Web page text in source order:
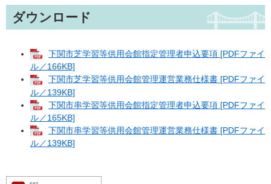
ダウンロード
下関市芝学習等供用会館指定管理者申込要項 [PDFファイ
ル／166KB]
下関市芝学習等供用会館管理運営業務仕様書 [PDFファイ
ル／139KB]
下関市串学習等供用会館指定管理者申込要項 [PDFファイ
ル／165KB]
下関市串学習等供用会館管理運営業務仕様書 [PDFファイ
ル／139KB]